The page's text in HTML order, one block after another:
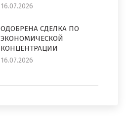
16.07.2026
ОДОБРЕНА СДЕЛКА ПО
ЭКОНОМИЧЕСКОЙ
КОНЦЕНТРАЦИИ
16.07.2026